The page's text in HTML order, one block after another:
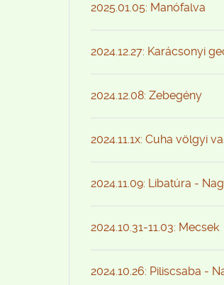
2025.01.05: Manófalva
2024.12.27: Karácsonyi
2024.12.08: Zebegény
2024.11.1x: Cuha völgyi
2024.11.09: Libatúra -
2024.10.31-11.03: Mecsek
2024.10.26: Piliscsaba -